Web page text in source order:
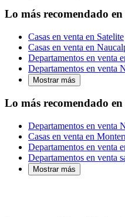
Lo más recomendado
Casas en venta en Satelite
Casas en venta en
Departamentos en venta
Departamentos en venta
Mostrar más
Lo más recomendado
Departamentos en venta
Casas en venta en
Departamentos en venta
Departamentos en venta
Mostrar más